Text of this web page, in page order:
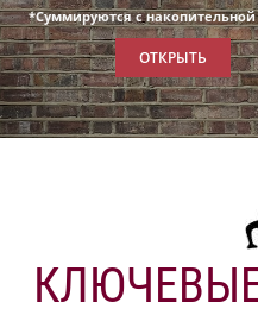
*Суммируются с
ОТКРЫТЬ